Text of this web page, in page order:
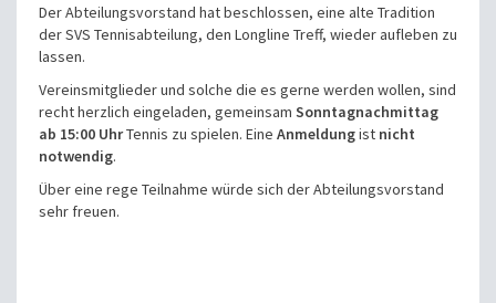
Der Abteilungsvorstand hat beschlossen, eine alte Tradition
der SVS Tennisabteilung, den Longline Treff, wieder aufleben zu
lassen.
Vereinsmitglieder und solche die es gerne werden wollen, sind
recht herzlich eingeladen, gemeinsam Sonntagnachmittag
ab 15:00 UhrTennis zu spielen. Eine Anmeldungist nicht
notwendig.
Über eine rege Teilnahme würde sich der Abteilungsvorstand
sehr freuen.